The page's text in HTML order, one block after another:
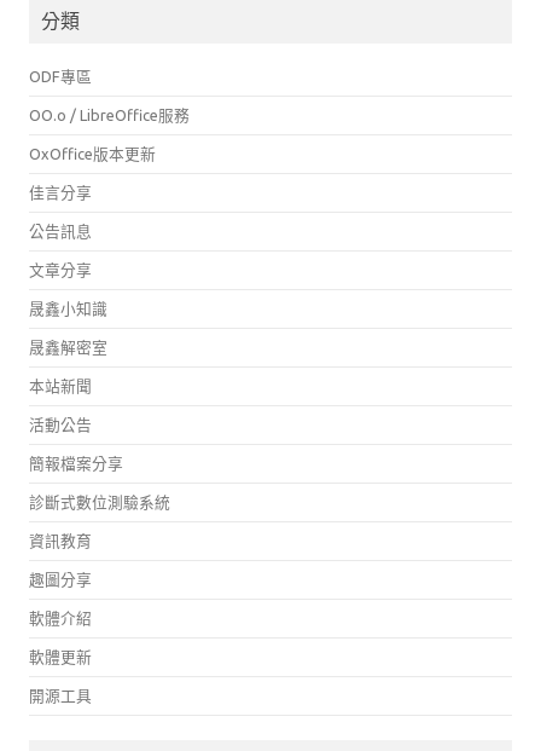
分類
ODF專區
OO.o / LibreOffice服務
OxOffice版本更新
佳言分享
公告訊息
文章分享
晟鑫小知識
晟鑫解密室
本站新聞
活動公告
簡報檔案分享
診斷式數位測驗系統
資訊教育
趣圖分享
軟體介紹
軟體更新
開源工具